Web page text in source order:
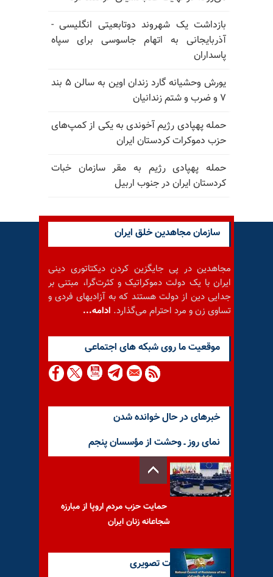
بازداشت یک شهروند دوتابعیتی انگلیسی -
آذربایجانی به اتهام جاسوسی برای سپاه
پاسداران
یورش وحشیانه گارد زندان اوین به سالن ۵ بند
۷ و ضرب و شتم زندانیان
حمله پهپادی رژیم آخوندی به یکی از کمپ‌های
حزب دموکرات کردستان ایران
حمله پهپادی رژیم به مقر سازمان خبات
کردستان ایران در جنوب اربیل
سازمان مجاهدین خلق ایران
مجاهدین در پی جایگزین کردن دیکتاتوری دینی
ایران با یک دولت دموکراتیک و کثرت‌گرا، مبتنی بر
جدایی دین از دولت هستند که به آزادیهای فردی و
تساوی زن و مرد احترام می‌گذارد. ادامه...
موقعيت ما روى شبكه هاى اجتماعى
خبرهای در حال خوانده شدن
نمای روز ـ وحشت از مؤسسان پنجم
حمایت حزب مردم اروپا از مبارزه
شجاعانه زنان ایران
آخرین گزارشات تصویری